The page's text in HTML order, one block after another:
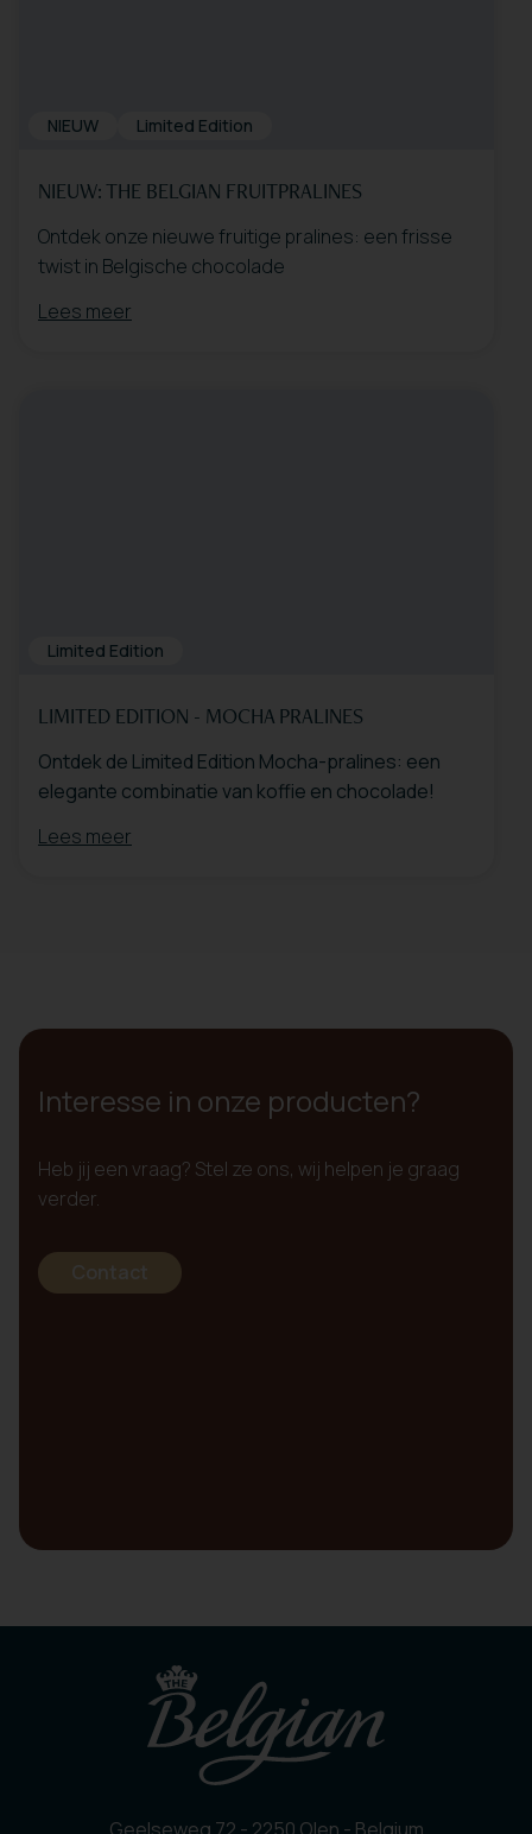
NIEUW Limited Edition
NIEUW: THE BELGIAN FRUITPRALINES
Ontdek onze nieuwe fruitige pralines: een frisse
twist in Belgische chocolade
Lees meer
Limited Edition
LIMITED EDITION - MOCHA PRALINES
Ontdek de Limited Edition Mocha-pralines: een
elegante combinatie van koffie en chocolade!
Lees meer
Interesse in onze producten?
Heb jij een vraag? Stel ze ons, wij helpen je graag
verder.
Contact